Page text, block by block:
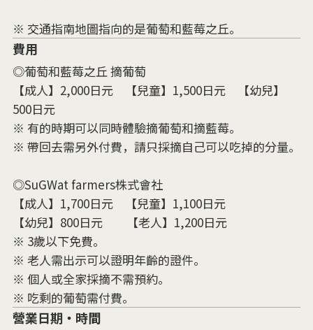
※ 交通指南地圖指向的是葡萄和藍莓之丘。
費用
◎葡萄和藍莓之丘 摘葡萄
【成人】2,000日元 【兒童】1,500日元 【幼兒】
500日元
※ 有的時期可以同時體驗摘葡萄和摘藍莓。
※ 帶回去需另外付費，請只採摘自己可以吃掉的分量。
◎SuGWat farmers株式會社
【成人】1,700日元 【兒童】1,100日元
【幼兒】800日元 【老人】1,200日元
※ 3歲以下免費。
※ 老人需出示可以證明年齡的證件。
※ 個人或全家採摘不需預約。
※ 吃剩的葡萄需付費。
營業日期・時間